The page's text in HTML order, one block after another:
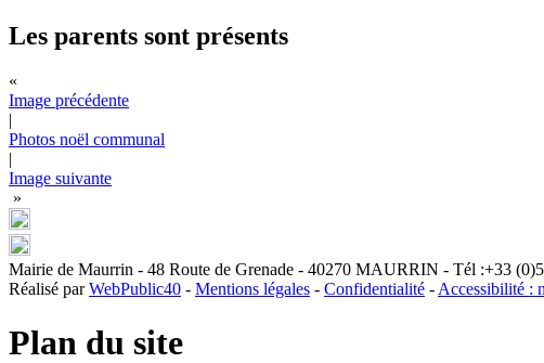
Les parents sont présents
«
Image précédente
|
Photos noël communal
|
Image suivante
»
Mairie de Maurrin - 48 Route de Grenade - 40270 MAURRIN - Tél :+33
Réalisé parWebPublic40 - Mentions légales - Confidentialité -Accessibilité :
Plan du site